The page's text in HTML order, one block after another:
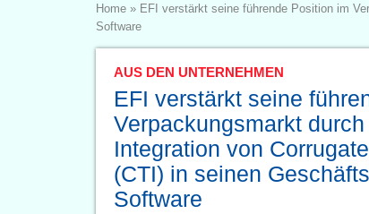
Home » EFI verstärkt seine führende Position im
Software
AUS DEN UNTERNEHMEN
EFI verstärkt seine
Verpackungsmarkt
Integration von
(CTI) in seinen
Software